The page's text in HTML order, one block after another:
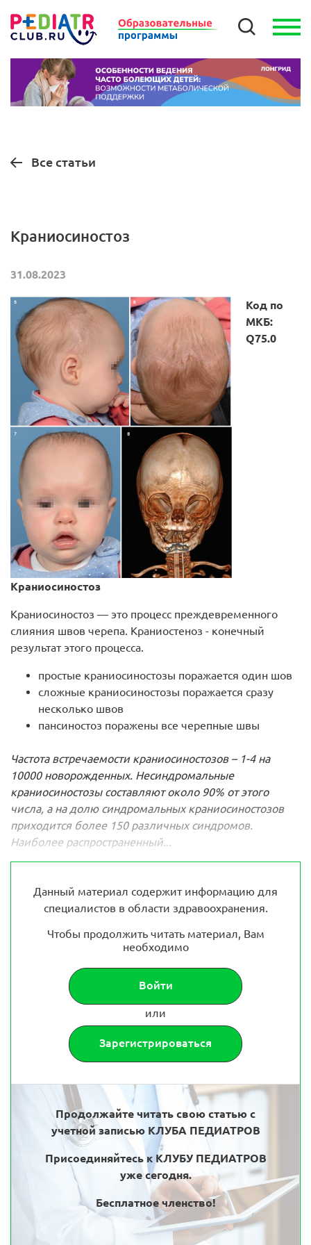
Все статьи
Краниосиностоз
31.08.2023
Код по
МКБ:
Q75.0
Краниосиностоз
Краниосиностоз — это процесс преждевременного
слияния швов черепа. Краниостеноз - конечный
результат этого процесса.
простые краниосиностозы поражается один шов
сложные краниосиностозы поражается сразу
несколько швов
пансиностоз поражены все черепные швы
Частота встречаемости краниосиностозов – 1-4 на
10000 новорожденных. Несиндромальные
краниосиностозы составляют около 90% от этого
числа, а на долю синдромальных краниосиностозов
приходится более 150 различных синдромов.
Наиболее распространенный...
Данный материал содержит информацию для
специалистов в области здравоохранения.
Чтобы продолжить читать материал, Вам
необходимо
Войти
или
Зарегистрироваться
Продолжайте читать свою статью с
учетной записью КЛУБА ПЕДИАТРОВ
Присоединяйтесь к КЛУБУ ПЕДИАТРОВ
уже сегодня.
Бесплатное членство!